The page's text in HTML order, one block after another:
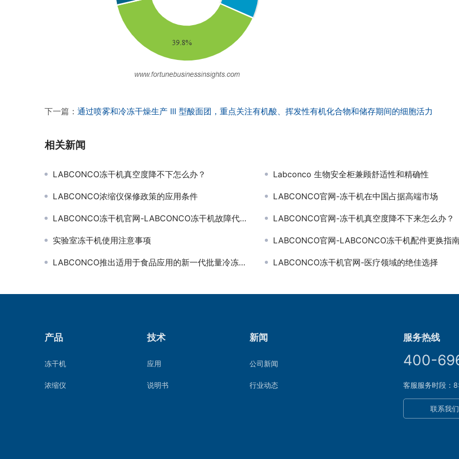
下一篇： 通过喷雾和冷冻干燥生产 III 型酸面团，重点关注有机酸、挥发性有机化合物和储存期间的细胞活力
相关新闻
LABCONCO冻干机真空度降不下怎么办？ Labconco 生物安全柜兼顾舒适性和精确性
LABCONCO浓缩仪保修政策的应用条件 LABCONCO官网-冻干机在中国占据高端市场
LABCONCO冻干机官网-LABCONCO冻干机故障代码解析以及解决方案指南 LABCONCO官网-冻干机真空度降不下来怎么办？
实验室冻干机使用注意事项 LABCONCO官网-LABCONCO冻干机配件更换指
LABCONCO推出适用于食品应用的新一代批量冷冻干燥机 LABCONCO冻干机官网-医疗领域的绝佳选择
产品
冻干机
浓缩仪
技术
应用
说明书
新闻
公司新闻
行业动态
服务热线
400-
客服服务时段：
联系我们